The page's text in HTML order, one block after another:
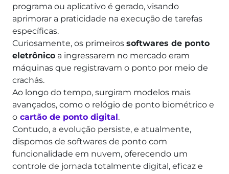
programa ou aplicativo é gerado, visando
aprimorar a praticidade na execução de tarefas
específicas.
Curiosamente, os primeiros softwares de ponto
eletrônico a ingressarem no mercado eram
máquinas que registravam o ponto por meio de
crachás.
Ao longo do tempo, surgiram modelos mais
avançados, como o relógio de ponto biométrico e
o cartão de ponto digital.
Contudo, a evolução persiste, e atualmente,
dispomos de softwares de ponto com
funcionalidade em nuvem, oferecendo um
controle de jornada totalmente digital, eficaz e